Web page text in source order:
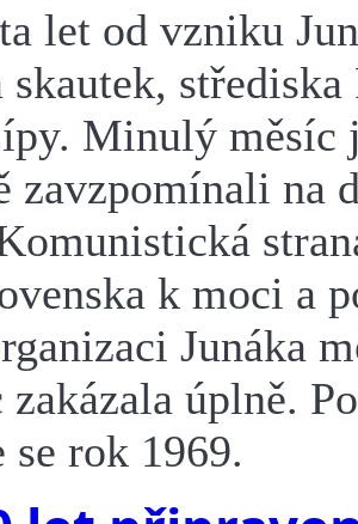
let od vzniku
skautek, střediska
Minulý měsíc
zavzpomínali na
k moci a
Junáka
zakázala úplně.
se rok 1969.